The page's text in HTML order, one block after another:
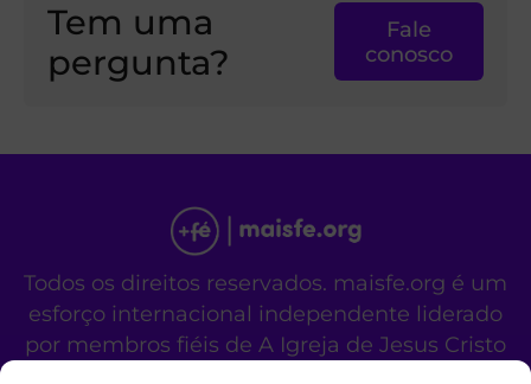
Tem uma
pergunta?
Fale
conosco
Todos os direitos reservados. maisfe.org é um
esforço internacional independente liderado
por membros fiéis de A Igreja de Jesus Cristo